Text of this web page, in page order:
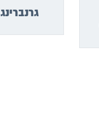
גרנברינג GRANBERING